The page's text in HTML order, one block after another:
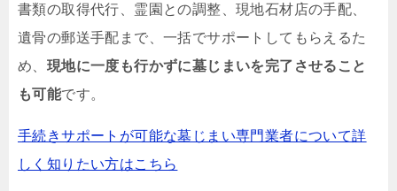
書類の取得代行、霊園との調整、現地石材店の手配、
遺骨の郵送手配まで、一括でサポートしてもらえるた
め、 現地に一度も行かずに墓じまいを完了させること
も可能です。
手続きサポートが可能な墓じまい専門業者について詳
しく知りたい方はこちら